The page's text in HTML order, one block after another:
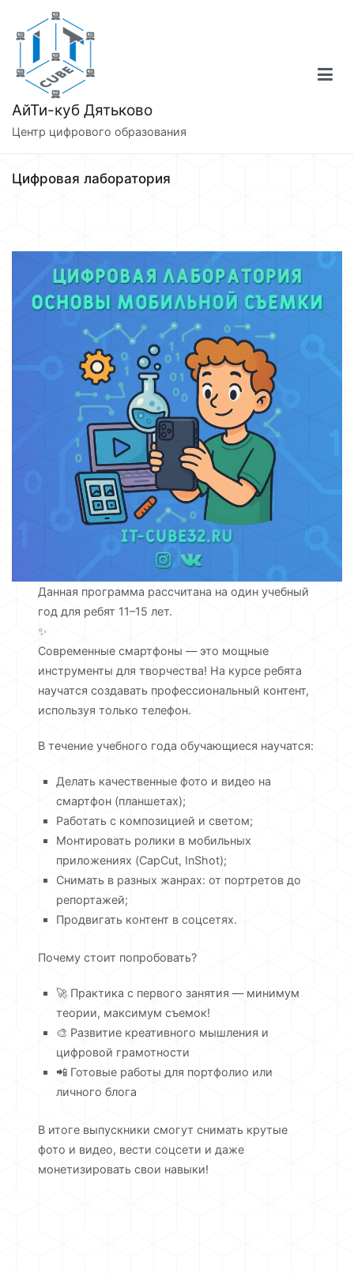
содержимому
АйТи-куб Дятьково
Центр цифрового образования
Цифровая лаборатория
Данная программа рассчитана на один учебный
год для ребят 11–15 лет.
✨
Современные смартфоны — это мощные
инструменты для творчества! На курсе ребята
научатся создавать профессиональный контент,
используя только телефон.
В течение учебного года обучающиеся научатся:
Делать качественные фото и видео на
смартфон (планшетах);
Работать с композицией и светом;
Монтировать ролики в мобильных
приложениях (CapCut, InShot);
Снимать в разных жанрах: от портретов до
репортажей;
Продвигать контент в соцсетях.
Почему стоит попробовать?
🚀 Практика с первого занятия — минимум
теории, максимум съемок!
🎨 Развитие креативного мышления и
цифровой грамотности
📲 Готовые работы для портфолио или
личного блога
В итоге выпускники смогут снимать крутые
фото и видео, вести соцсети и даже
монетизировать свои навыки!